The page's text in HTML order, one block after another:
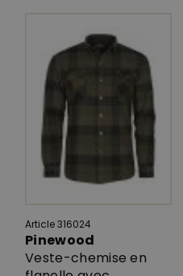
Article 316024
Pinewood
Veste-chemise en